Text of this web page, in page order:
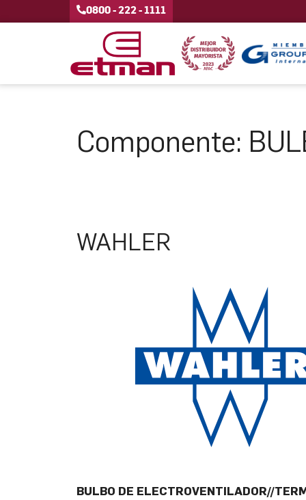
0800 - 222 - 1111
Componente:
WAHLER
BULBO DE ELECTROVENTILADOR//